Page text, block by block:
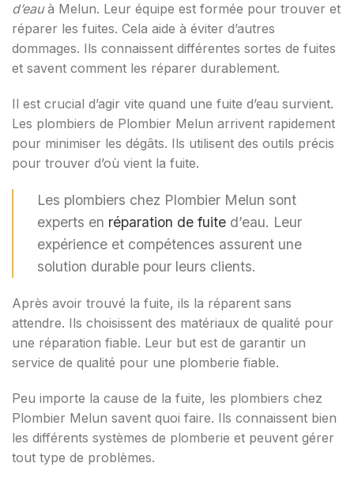
d’eauà Melun. Leur équipe est formée pour trouver et
réparer les fuites. Cela aide à éviter d’autres
dommages. Ils connaissent différentes sortes de fuites
et savent comment les réparer durablement.
Il est crucial d’agir vite quand une fuite d’eau survient.
Les plombiers de Plombier Melun arrivent rapidement
pour minimiser les dégâts. Ils utilisent des outils précis
pour trouver d’où vient la fuite.
Les plombiers chez Plombier Melun sont
experts en réparation de fuite d’eau. Leur
expérience et compétences assurent une
solution durable pour leurs clients.
Après avoir trouvé la fuite, ils la réparent sans
attendre. Ils choisissent des matériaux de qualité pour
une réparation fiable. Leur but est de garantir un
service de qualité pour une plomberie fiable.
Peu importe la cause de la fuite, les plombiers chez
Plombier Melun savent quoi faire. Ils connaissent bien
les différents systèmes de plomberie et peuvent gérer
tout type de problèmes.